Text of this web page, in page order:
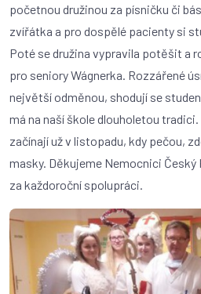
početnou družinou za písničku či
zvířátka a pro dospělé pacienty si
Poté se družina vypravila potěšit a
pro seniory Wágnerka. Rozzářené
největší odměnou, shodují se
má na naší škole dlouholetou
začínají už v listopadu, kdy pečou,
masky. Děkujeme Nemocnici Český
za každoroční spolupráci.